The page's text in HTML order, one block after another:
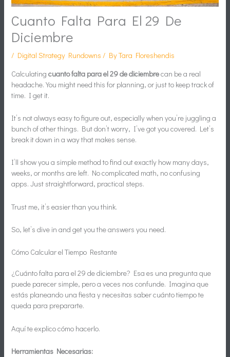
Cuanto Falta Para El 29 De
Diciembre
/ Digital Strategy Rundowns / ByTara Floreshendis
Calculatingcuanto falta para el 29 de diciembrecan be a real
headache. You might need this for planning, or just to keep track of
time. I get it.
It’s not always easy to figure out, especially when you’re juggling a
bunch of other things. But don’t worry, I’ve got you covered. Let’s
break it down in a way that makes sense.
I’ll show you a simple method to find out exactly how many days,
weeks, or months are left. No complicated math, no confusing
apps. Just straightforward, practical steps.
Trust me, it’s easier than you think.
So, let’s dive in and get you the answers you need.
Cómo Calcular el Tiempo Restante
¿Cuánto falta para el 29 de diciembre? Esa es una pregunta que
puede parecer simple, pero a veces nos confunde. Imagina que
estás planeando una fiesta y necesitas saber cuánto tiempo te
queda para prepararte.
Aquí te explico cómo hacerlo.
Herramientas Necesarias: